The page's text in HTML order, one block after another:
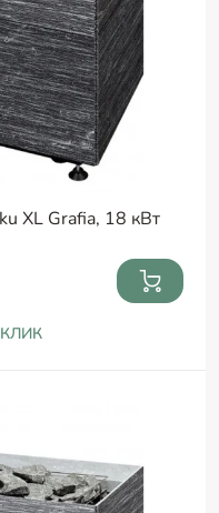
XL Grafia, 18 кВт